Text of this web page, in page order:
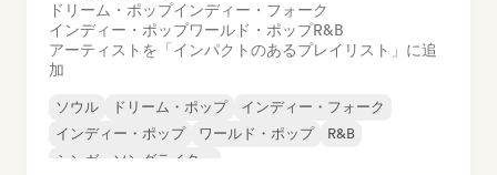
ドリーム・ポップインディー・フォーク
インディー・ポップワールド・ポップR&B
アーティストを「インパクトのあるプレイリスト」に追
加
ソウル ドリーム・ポップ
インディー・フォーク
インディー・ポップ
ワールド・ポップ
R&B
シンガーソングライター